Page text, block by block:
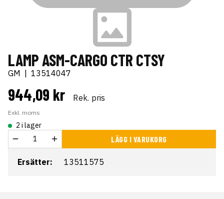
LAMP ASM-CARGO CTR CTSY
GM 13514047
944,09 kr Rek. pris
Exkl. moms
2 i lager
LÄGG I VARUKORG
Ersätter: 13511575